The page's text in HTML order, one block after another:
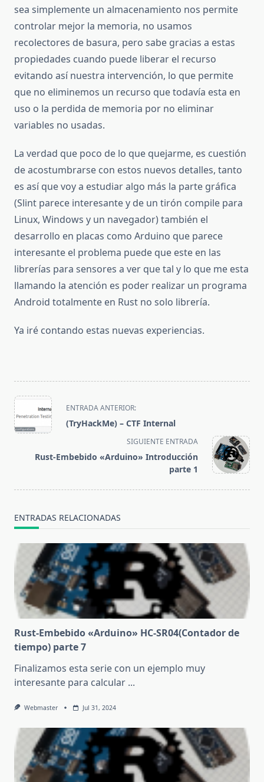
sea simplemente un almacenamiento nos permite
controlar mejor la memoria, no usamos
recolectores de basura, pero sabe gracias a estas
propiedades cuando puede liberar el recurso
evitando así nuestra intervención, lo que permite
que no eliminemos un recurso que todavía esta en
uso o la perdida de memoria por no eliminar
variables no usadas.
La verdad que poco de lo que quejarme, es cuestión
de acostumbrarse con estos nuevos detalles, tanto
es así que voy a estudiar algo más la parte gráfica
(Slint parece interesante y de un tirón compile para
Linux, Windows y un navegador) también el
desarrollo en placas como Arduino que parece
interesante el problema puede que este en las
librerías para sensores a ver que tal y lo que me esta
llamando la atención es poder realizar un programa
Android totalmente en Rust no solo librería.
Ya iré contando estas nuevas experiencias.
<span
class="nav-
subtitle
reader-
ENTRADA ANTERIOR:
(TryHackMe) – CTF Internal
SIGUIENTE ENTRADA
Rust-Embebido «Arduino» Introducción
parte 1
ENTRADAS RELACIONADAS
Rust-Embebido «Arduino» HC-SR04(Contador de
tiempo) parte 7
Finalizamos esta serie con un ejemplo muy
interesante para calcular ...
Webmaster Jul 31, 2024